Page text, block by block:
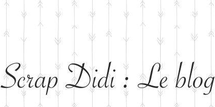
Scrap Didi : Le blog